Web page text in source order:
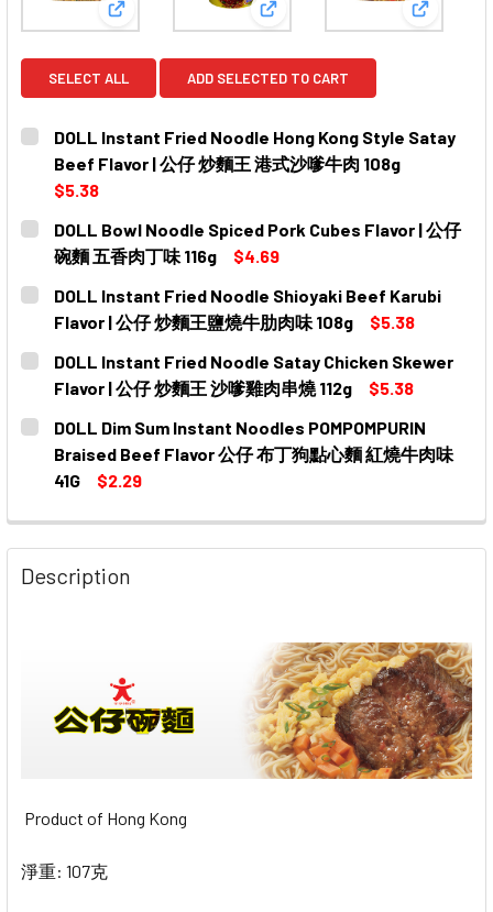
View: DOLL Instant Fried Noodle Hong Kong
View: DOLL Bowl Noodle
View:
SELECT ALL ADD SELECTED TO CART
DOLL Instant Fried Noodle Hong Kong Style Satay
Beef Flavor | 公仔 炒麵王 港式沙嗲牛肉 108g
$5.38
CURRENT
STOCK:
QUANTITY:
DECREASE QUANTITY OF DOLL INSTANT FRIED NOODLE
INCREASE QUANTITY OF DOLL INSTANT FRIED
DOLL Bowl Noodle Spiced Pork Cubes Flavor | 公仔
碗麵 五香肉丁味 116g
$4.69
CURRENT
STOCK:
QUANTITY:
DECREASE QUANTITY OF DOLL BOWL NOODLE SPICED
INCREASE QUANTITY OF DOLL BOWL NOODLE
DOLL Instant Fried Noodle Shioyaki Beef Karubi
Flavor | 公仔 炒麵王鹽燒牛肋肉味 108g
$5.38
CURRENT
STOCK:
QUANTITY:
DECREASE QUANTITY OF DOLL INSTANT FRIED NOODLE
INCREASE QUANTITY OF DOLL INSTANT FRIED
DOLL Instant Fried Noodle Satay Chicken Skewer
Flavor | 公仔 炒麵王 沙嗲雞肉串燒 112g
$5.38
CURRENT
STOCK:
QUANTITY:
DECREASE QUANTITY OF DOLL INSTANT FRIED NOODLE
INCREASE QUANTITY OF DOLL INSTANT FRIED
DOLL Dim Sum Instant Noodles POMPOMPURIN
Braised Beef Flavor 公仔 布丁狗點心麵 紅燒牛肉味
41G
$2.29
DECREASE QUANTITY OF DOLL DIM SUM INSTANT
INCREASE QUANTITY OF DOLL DIM SUM
Description
Product of Hong Kong
淨重: 107克